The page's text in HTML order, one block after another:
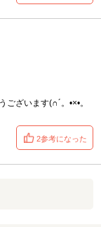
ざいます(∩´。•×•。
2参考になった